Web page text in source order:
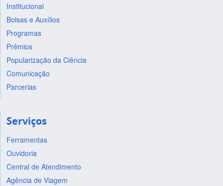
Institucional
Bolsas e Auxílios
Programas
Prêmios
Popularização da Ciência
Comunicação
Parcerias
Serviços
Ferramentas
Ouvidoria
Central de Atendimento
Agência de Viagem